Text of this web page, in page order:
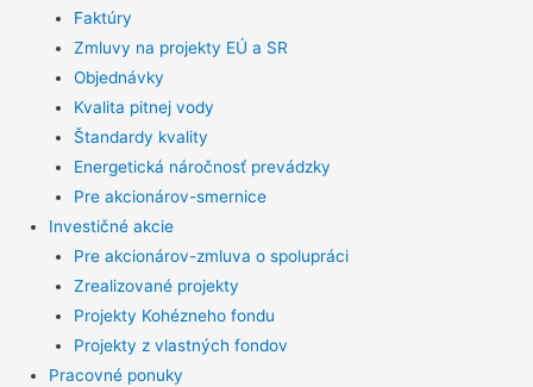
Faktúry
Zmluvy na projekty EÚ a SR
Objednávky
Kvalita pitnej vody
Štandardy kvality
Energetická náročnosť prevádzky
Pre akcionárov-smernice
Investičné akcie
Pre akcionárov-zmluva o spolupráci
Zrealizované projekty
Projekty Kohézneho fondu
Projekty z vlastných fondov
Pracovné ponuky